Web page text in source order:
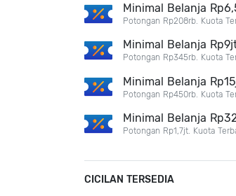
Minimal Belanja
Potongan Rp208rb. Kuota
Minimal Belanja
Potongan Rp345rb. Kuota
Minimal Belanja
Potongan Rp450rb. Kuota
Minimal Belanja
Potongan Rp1,7jt. Kuota
CICILAN TERSEDIA